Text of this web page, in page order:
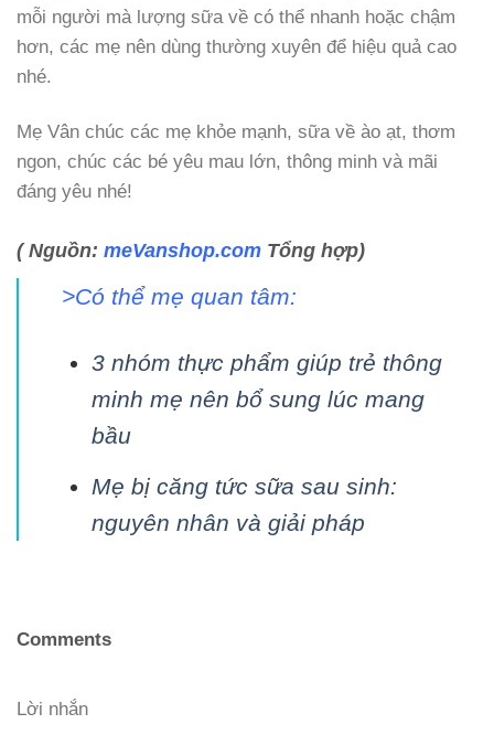
mỗi người mà lượng sữa về có thể nhanh hoặc chậm
hơn, các mẹ nên dùng thường xuyên để hiệu quả cao
nhé.
Mẹ Vân chúc các mẹ khỏe mạnh, sữa về ào ạt, thơm
ngon, chúc các bé yêu mau lớn, thông minh và mãi
đáng yêu nhé!
( Nguồn: meVanshop.com Tổng hợp)
>Có thể mẹ quan tâm:
3 nhóm thực phẩm giúp trẻ thông
minh mẹ nên bổ sung lúc mang
bầu
Mẹ bị căng tức sữa sau sinh:
nguyên nhân và giải pháp
Comments
Lời nhắn